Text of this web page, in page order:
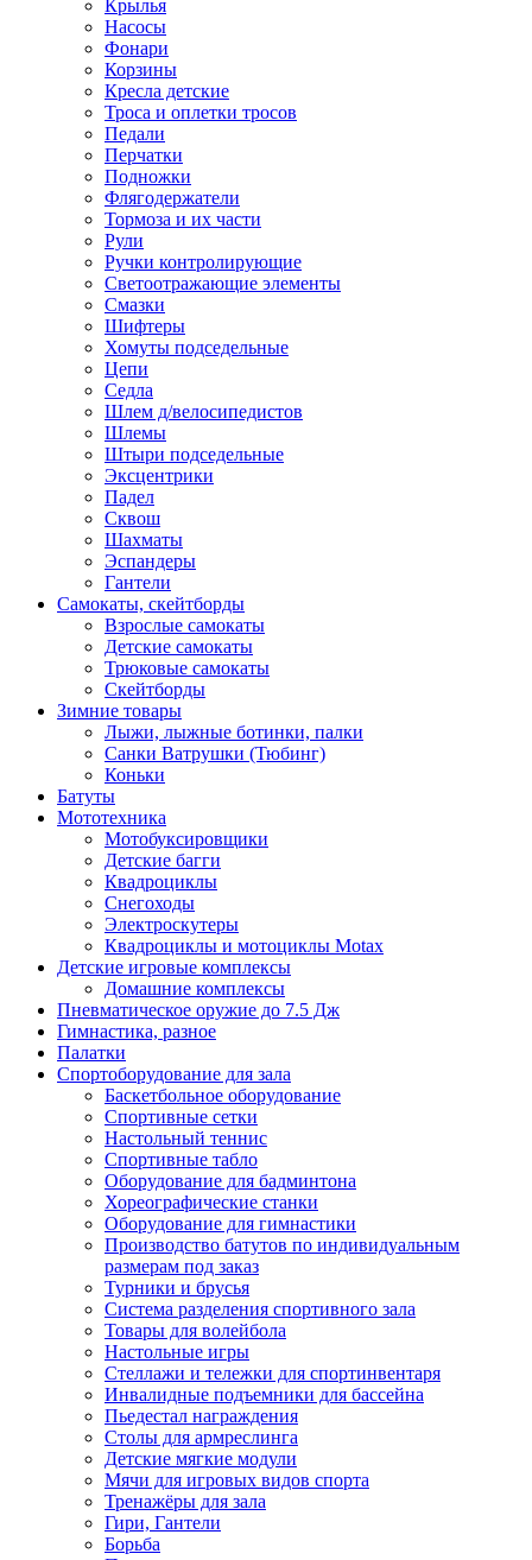
Крылья
Насосы
Фонари
Корзины
Кресла детские
Троса и оплетки тросов
Педали
Перчатки
Подножки
Флягодержатели
Тормоза и их части
Рули
Ручки контролирующие
Светоотражающие элементы
Смазки
Шифтеры
Хомуты подседельные
Цепи
Седла
Шлем д/велосипедистов
Шлемы
Штыри подседельные
Эксцентрики
Падел
Сквош
Шахматы
Эспандеры
Гантели
Самокаты, скейтборды
Взрослые самокаты
Детские самокаты
Трюковые самокаты
Скейтборды
Зимние товары
Лыжи, лыжные ботинки, палки
Санки Ватрушки (Тюбинг)
Коньки
Батуты
Мототехника
Мотобуксировщики
Детские багги
Квадроциклы
Снегоходы
Электроскутеры
Квадроциклы и мотоциклы Motax
Детские игровые комплексы
Домашние комплексы
Пневматическое оружие до 7.5 Дж
Гимнастика, разное
Палатки
Спортоборудование для зала
Баскетбольное оборудование
Спортивные сетки
Настольный теннис
Спортивные табло
Оборудование для бадминтона
Хореографические станки
Оборудование для гимнастики
Производство батутов по индивидуальным
размерам под заказ
Турники и брусья
Система разделения спортивного зала
Товары для волейбола
Настольные игры
Стеллажи и тележки для спортинвентаря
Инвалидные подъемники для бассейна
Пьедестал награждения
Столы для армреслинга
Детские мягкие модули
Мячи для игровых видов спорта
Тренажёры для зала
Гири, Гантели
Борьба